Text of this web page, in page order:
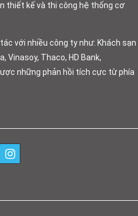
thiết kế và thi công hệ thống cơ
với nhiều công ty như: Khách sạn
Vinasoy, Thaco, HD Bank,
những phản hồi tích cực từ phía